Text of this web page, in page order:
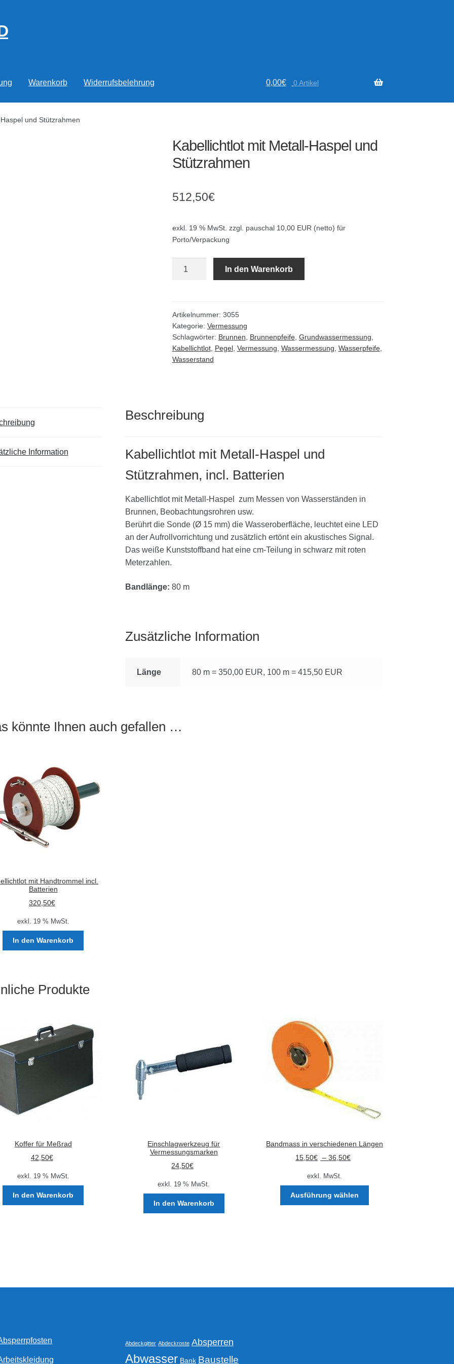
Warenkorb Widerrufsbelehrung 0,00€ 0 Artikel
und Stützrahmen
Kabellichtlot mit Metall-Haspel und
Stützrahmen
512,50€
exkl. 19 % MwSt. zzgl. pauschal 10,00 EUR (netto) für
Porto/Verpackung
und
Stützrahmen
Menge
In den Warenkorb
Artikelnummer: 3055
Kategorie: Vermessung
Schlagwörter: Brunnen, Brunnenpfeife, Grundwassermessung,
Kabellichtlot, Pegel, Vermessung, Wassermessung, Wasserpfeife,
Wasserstand
Information
Beschreibung
Kabellichtlot mit Metall-Haspel und
Stützrahmen, incl. Batterien
Kabellichtlot mit Metall-Haspel zum Messen von Wasserständen in
Brunnen, Beobachtungsrohren usw.
Berührt die Sonde (Ø 15 mm) die Wasseroberfläche, leuchtet eine LED
an der Aufrollvorrichtung und zusätzlich ertönt ein akustisches Signal.
Das weiße Kunststoffband hat eine cm-Teilung in schwarz mit roten
Meterzahlen.
Bandlänge:80 m
Zusätzliche Information
Länge 80 m = 350,00 EUR, 100 m = 415,50 EUR
könnte Ihnen auch gefallen …
mit Handtrommel incl.
Batterien
320,50€
exkl. 19 % MwSt.
In den Warenkorb
Produkte
Koffer für Meßrad
42,50€
exkl. 19 % MwSt.
In den Warenkorb
Einschlagwerkzeug für
Vermessungsmarken
24,50€
exkl. 19 % MwSt.
In den Warenkorb
Bandmass in verschiedenen Längen
15,50€ –36,50€
exkl. MwSt.
Ausführung wählen
Abdeckgitter Abdeckroste Absperren
Abwasser Bank Baustelle